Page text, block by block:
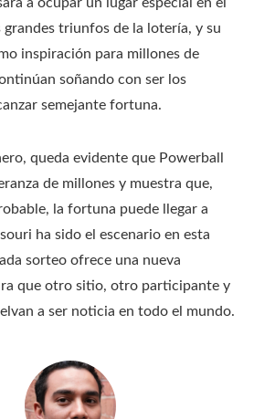
grandes triunfos de la lotería, y su
inspiración para millones de
soñando con ser los
semejante fortuna.
queda evidente que Powerball
de millones y muestra que,
la fortuna puede llegar a
ha sido el escenario en esta
sorteo ofrece una nueva
que otro sitio, otro participante y
a ser noticia en todo el mundo.